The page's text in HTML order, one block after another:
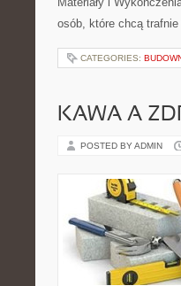
osób, które chcą
CATEGORIES:
KAWA A
POSTED BY ADMIN